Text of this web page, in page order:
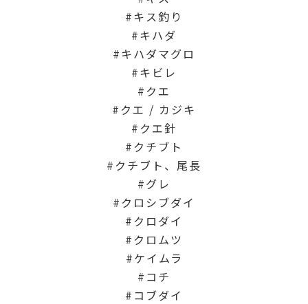
キス釣り
キハダ
キハダマグロ
キビレ
クエ
クエ / カジキ
クエ針
クチブト
クチブト、尾長
グレ
クロシブダイ
クロダイ
クロムツ
ケイムラ
コチ
コブダイ